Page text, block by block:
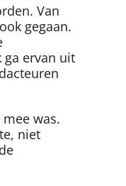
Van
gegaan.
ga ervan uit
was.
niet